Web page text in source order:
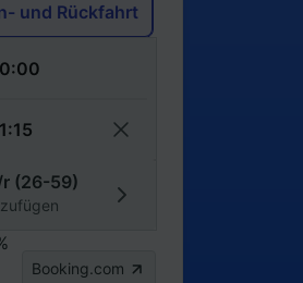
und Rückfahrt
r (26-59)
Booking.com